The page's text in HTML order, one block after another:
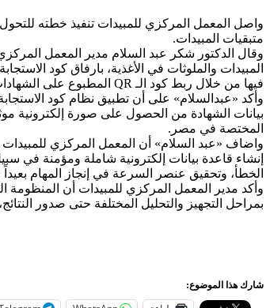
واصل المعمل المركزي للمبيدات تنفيذ خطته
متبقيات المبيدات.
وقال الدكتور شكر عبد السلام مدير المعمل
فيها من خلال ربط كود الـ QR المطبوع على الشهادات، بقاعدة البيانات الرقمية المؤمنة في المعمل والتي كانت بداية الانطلاقة للتحول الرقمي في معامل مركز البحوث الزراعية.
بيانات الشهادة من الحصول على صورة إلكترونية
المختصة في مصر.
إنشاء قاعدة بيانات إلكترونية شاملة ومؤمنة في
الخطأ، وتحقيق عنصر السرعة في إنجاز المهام بعيداً
وأكد مدير المعمل المركزي للمبيدات أن المنظومة
بمراحل التجهيز والتحليل المختلفة حتى صدور
شارك هذا الموضوع: